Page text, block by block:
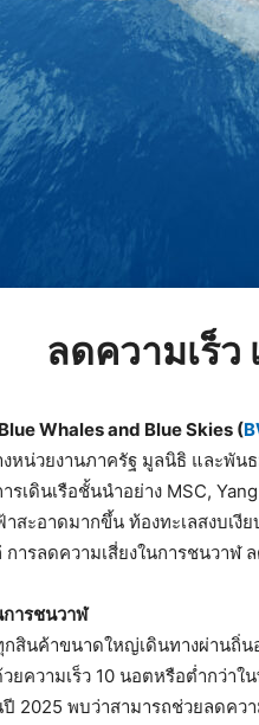
ลดความเร็ว
Whales and Blue Skies (
หน่วยงานภาครัฐ มูลนิธิ และพัน
รเดินเรือชั้นนำอย่าง MSC,
สะอาดมากขึ้น ท้องทะเลสงบเ
ารลดความเสี่ยงในการชนวาฬ
การชนวาฬ
ทุกสินค้าขนาดใหญ่เดินทางผ่าน
วยความเร็ว 10 นอตหรือต่ำกว่า
2025 พบว่าสามารถช่วยลดควา